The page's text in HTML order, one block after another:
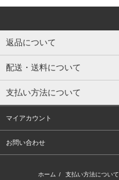
返品について
配送・送料について
支払い方法について
マイアカウント
お問い合わせ
ホーム / 支払い方法について